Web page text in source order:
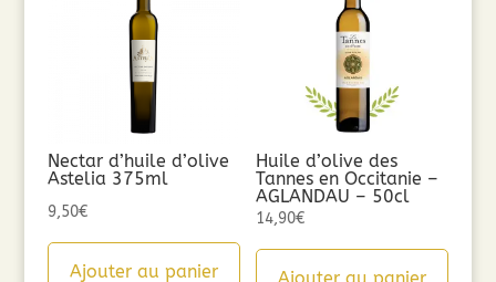
Nectar d’huile d’olive
Astelia 375ml
9,50€
Ajouter au panier
Huile d’olive des
Tannes en Occitanie –
AGLANDAU – 50cl
14,90€
Ajouter au panier